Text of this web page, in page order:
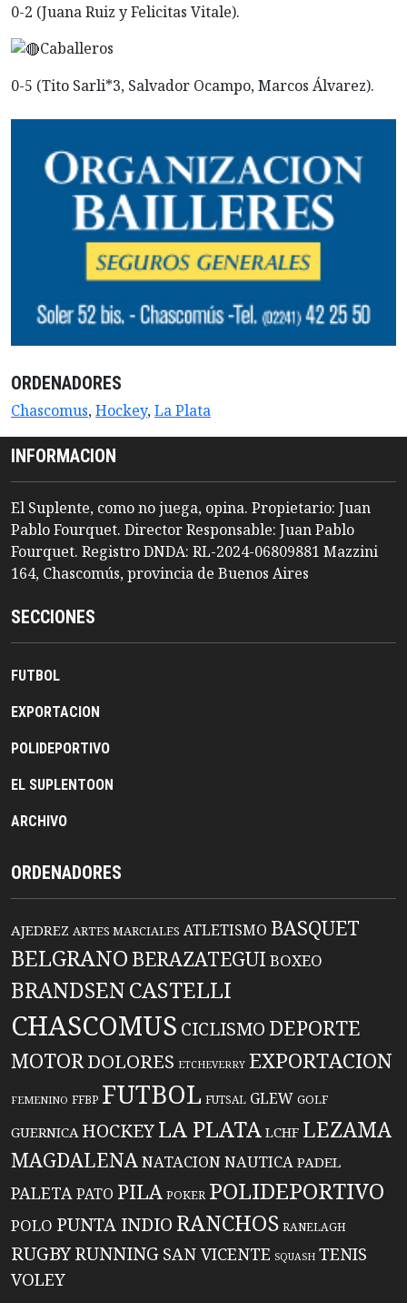
0-2 (Juana Ruiz y Felicitas Vitale).
Caballeros
0-5 (Tito Sarli*3, Salvador Ocampo, Marcos Álvarez).
ORDENADORES
Chascomus,Hockey,La Plata
INFORMACION
El Suplente, como no juega, opina. Propietario: Juan
Pablo Fourquet. Director Responsable: Juan Pablo
Fourquet. Registro DNDA: RL-2024-06809881 Mazzini
164, Chascomús, provincia de Buenos Aires
SECCIONES
FUTBOL
EXPORTACION
POLIDEPORTIVO
EL SUPLENTOON
ARCHIVO
ORDENADORES
AJEDREZ ARTES MARCIALES ATLETISMO BASQUET
BELGRANO BERAZATEGUIBOXEO
BRANDSENCASTELLI
CHASCOMUS CICLISMO DEPORTE
MOTORDOLORES ETCHEVERRY EXPORTACION
FEMENINO FFBP FUTBOL FUTSAL GLEW GOLF
GUERNICA HOCKEYLA PLATA LCHF LEZAMA
MAGDALENANATACIONNAUTICA PADEL
PALETAPATO PILA POKER POLIDEPORTIVO
POLO PUNTA INDIO RANCHOS RANELAGH
RUGBYRUNNING SAN VICENTE SQUASH TENIS
VOLEY